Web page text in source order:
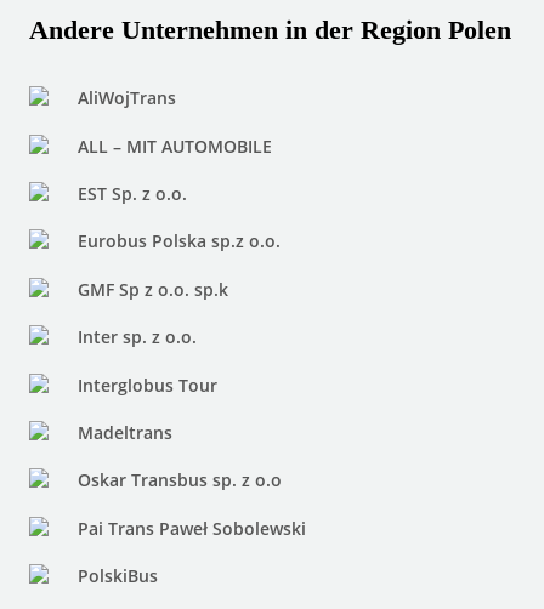
Andere Unternehmen in der Region Polen
AliWojTrans
ALL – MIT AUTOMOBILE
EST Sp. z o.o.
Eurobus Polska sp.z o.o.
GMF Sp z o.o. sp.k
Inter sp. z o.o.
Interglobus Tour
Madeltrans
Oskar Transbus sp. z o.o
Pai Trans Paweł Sobolewski
PolskiBus